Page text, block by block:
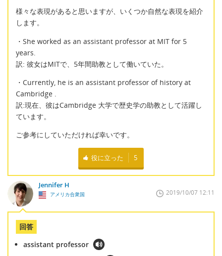
様々な表現があると思いますが、いくつか自然な表現を紹介
します。
・She worked as an assistant professor at MIT for 5
years.
訳: 彼女はMITで、5年間助教として働いていた。
・Currently, he is an assistant professor of history at
Cambridge .
訳:現在、彼はCambridge 大学で歴史学の助教として活躍し
ています。
ご参考にしていただければ幸いです。
役に立った 5
Jennifer H
アメリカ合衆国 2019/10/07 12:11
回答
assistant professor